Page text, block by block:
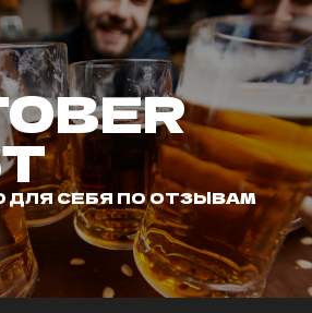
ДЛЯ СЕБЯ ПО ОТЗЫВАМ